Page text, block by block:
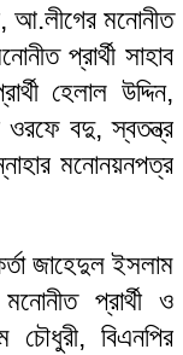
আ.লীগের মনোনীত
প্রার্থী সাহাব
হেলাল উদ্দিন,
ওরফে বদু, স্বতন্ত্র
মনোনয়নপত্র
জাহেদুল ইসলাম
প্রার্থী ও
চৌধুরী, বিএনপির